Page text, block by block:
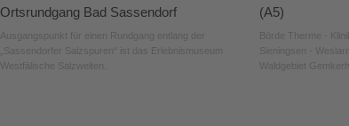
Ortsrundgang Bad Sassendorf
Ausgangspunkt für einen Rundgang entlang der
„Sassendorfer Salzspuren“ ist das Erlebnismuseum
Westfälische Salzwelten.
(A5)
Börde Therme -
Sieningsen -
Waldgebiet